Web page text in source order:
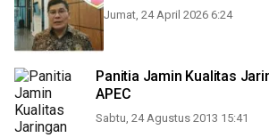
Jumat, 24 April 2026 6:24
Panitia Jamin Kualitas
APEC
Sabtu, 24 Agustus 2013 15:41